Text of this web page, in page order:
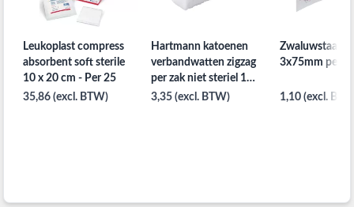
Leukoplast compress
absorbent soft sterile
10 x 20 cm - Per 25
35,86 (excl. BTW)
Hartmann katoenen
verbandwatten zigzag
per zak niet steriel 100
gram
3,35 (excl. BTW)
3x75mm per
1,10 (excl.